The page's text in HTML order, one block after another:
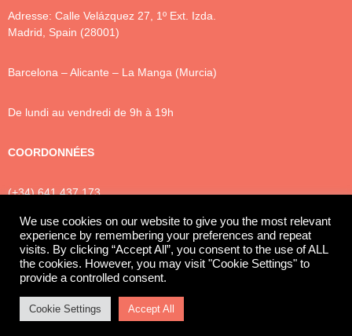
Adresse: Calle Velázquez 27, 1º Ext. Izda.
Madrid, Spain (28001)
Barcelona – Alicante – La Manga (Murcia)
De lundi au vendredi de 9h à 19h
COORDONNÉES
(+34) 641 437 173
Privacy Policy Cookies Legal Notice
© 2025 Luxton Legal
We use cookies on our website to give you the most relevant
experience by remembering your preferences and repeat
visits. By clicking “Accept All”, you consent to the use of ALL
the cookies. However, you may visit "Cookie Settings" to
provide a controlled consent.
Cookie Settings Accept All